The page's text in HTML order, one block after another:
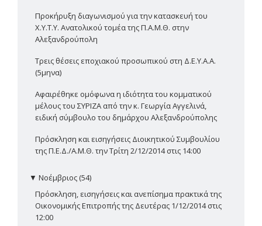
Προκήρυξη διαγωνισμού για την κατασκευή του
Χ.Υ.Τ.Υ. Ανατολικού τομέα της Π.Α.Μ.Θ. στην
Αλεξανδρούπολη
Τρεις θέσεις εποχιακού προσωπικού στη Δ.Ε.Υ.Α.Α.
(5μηνα)
Αφαιρέθηκε ομόφωνα η ιδιότητα του κομματικού
μέλους του ΣΥΡΙΖΑ από την κ. Γεωργία Αγγελινά,
ειδική σύμβουλο του δημάρχου Αλεξανδρούπολης
Πρόσκληση και εισηγήσεις Διοικητικού Συμβουλίου
της Π.Ε.Δ./Α.Μ.Θ. την Τρίτη 2/12/2014 στις 14:00
▼ Νοέμβριος (54)
Πρόσκληση, εισηγήσεις και ανεπίσημα πρακτικά της
Οικονομικής Επιτροπής της Δευτέρας 1/12/2014 στις
12:00